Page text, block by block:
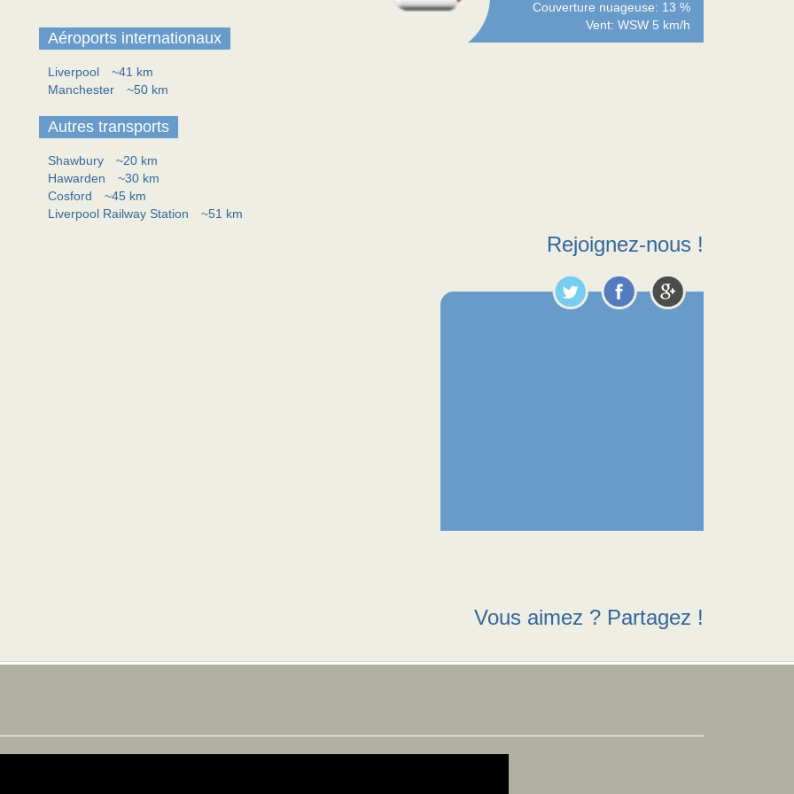
Aéroports internationaux
Liverpool
~41 km
Manchester
~50 km
Autres transports
Shawbury
~20 km
Hawarden
~30 km
Cosford
~45 km
Liverpool Railway Station
~51 km
Couverture nuageuse: 13 %
Vent: WSW 5 km/h
Rejoignez-nous !
Vous aimez ? Partagez !